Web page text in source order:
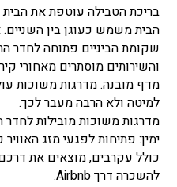
בריכת הטבילה עוטפת את
הבית משמש כעוגן בין
שקומת הביניים פתוחה לחדר
והשירותים מוסתרים מאחורי
מדף מובנה. מדרגות משוכות
למיטה ולא הרבה מעבר לכך.
מדרגות משוכות מובילות
ימין: פתיחות לפגעי מזג
כולל עקרבים, מוצאים את
להשכרה דרךAirbnb
.